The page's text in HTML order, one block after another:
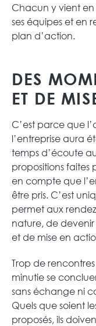
Chacun y vient
ses équipes et en
plan d’action.
DES
ET DE
C’est parce que
l’entreprise aura
temps d’écoute
propositions faites
en compte que
être pris. C’est
permet aux
nature, de
et de mise en
Trop de
minutie se
sans échange ni
Quels que soient
proposés, ils